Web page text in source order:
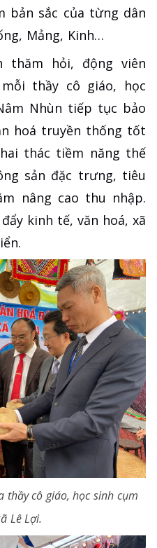
bản sắc của từng dân
Mảng, Kinh…
thăm hỏi, động viên
thầy cô giáo, học
Nhùn tiếp tục bảo
hoá truyền thống tốt
thác tiềm năng thế
sản đặc trưng, tiêu
nâng cao thu nhập.
kinh tế, văn hoá, xã
thầy cô giáo, học sinh cụm
Lê Lợi.